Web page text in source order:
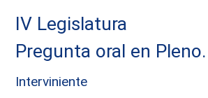
IV Legislatura
Pregunta oral en Pleno.
Interviniente